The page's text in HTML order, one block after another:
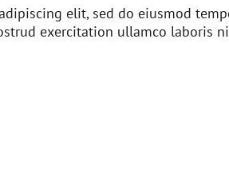
elit, sed do eiusmod
exercitation ullamco laboris